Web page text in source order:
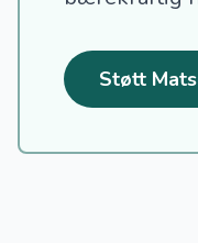
Støtt